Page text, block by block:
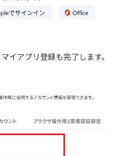
イアプリ登録も完了します。